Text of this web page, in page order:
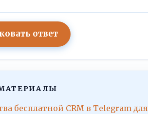
ответ
бесплатной CRM в Telegram